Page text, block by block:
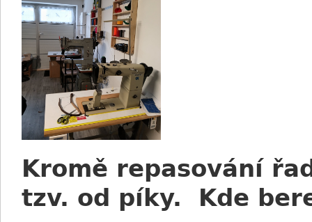
Kromě repasování
tzv. od píky. Kde